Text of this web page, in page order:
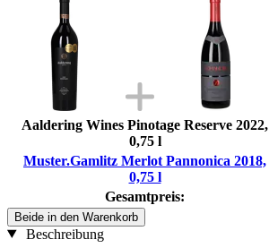
Aaldering Wines Pinotage Reserve 2022,
0,75 l
Muster.Gamlitz Merlot Pannonica 2018,
0,75 l
Gesamtpreis:
Beide in den Warenkorb
Beschreibung